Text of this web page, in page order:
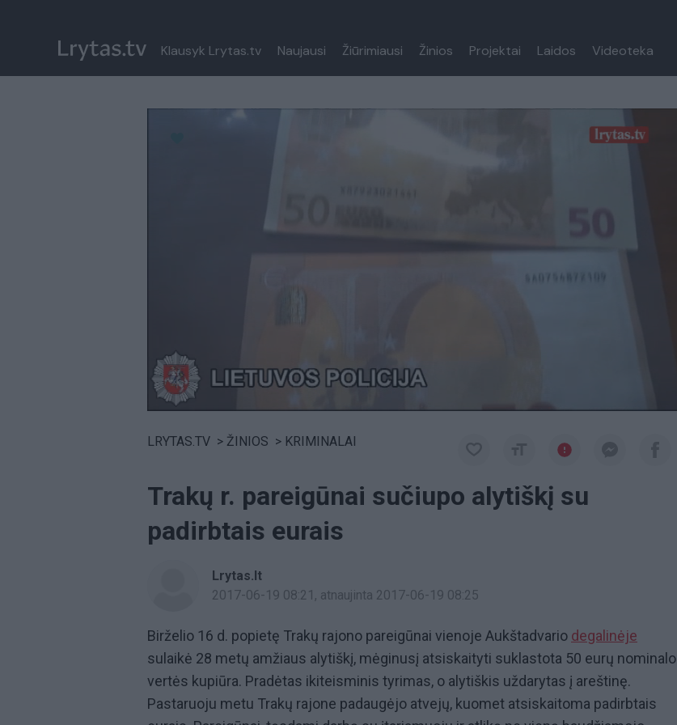
Klausyk Lrytas.tv Naujausi Žiūrimiausi Žinios Projektai Laidos Videoteka
LRYTAS.TV > ŽINIOS > KRIMINALAI
Trakų r. pareigūnai sučiupo alytiškį su
padirbtais eurais
Lrytas.lt
2017-06-19 08:21 , atnaujinta 2017-06-19 08:25
Birželio 16 d. popietę Trakų rajono pareigūnai vienoje Aukštadvario degalinėje
sulaikė 28 metų amžiaus alytiškį, mėginusį atsiskaityti suklastota 50 eurų nominalo
vertės kupiūra. Pradėtas ikiteisminis tyrimas, o alytiškis uždarytas į areštinę.
Pastaruoju metu Trakų rajone padaugėjo atvejų, kuomet atsiskaitoma padirbtais